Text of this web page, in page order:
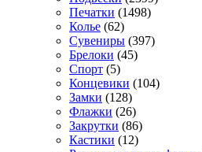
Печатки (1498)
Колье (62)
Сувениры (397)
Брелоки (45)
Спорт (5)
Концевики (104)
Замки (128)
Флажки (26)
Закрутки (86)
Кастики (12)